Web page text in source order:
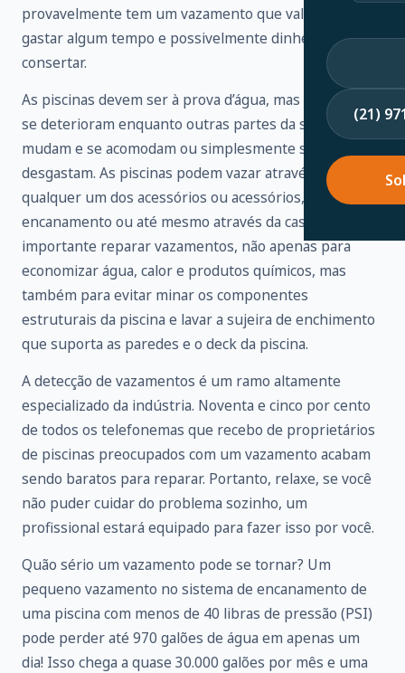
(21)
provavelmente tem um vazamento que vale a pena
gastar algum tempo e possivelmente dinheiro para
consertar.
As piscinas devem ser à prova d’água, mas os selantes
se deterioram enquanto outras partes da sua piscina
mudam e se acomodam ou simplesmente se
desgastam. As piscinas podem vazar através de
qualquer um dos acessórios ou acessórios,
encanamento ou até mesmo através da casca. É
importante reparar vazamentos, não apenas para
economizar água, calor e produtos químicos, mas
também para evitar minar os componentes
estruturais da piscina e lavar a sujeira de enchimento
que suporta as paredes e o deck da piscina.
A detecção de vazamentos é um ramo altamente
especializado da indústria. Noventa e cinco por cento
de todos os telefonemas que recebo de proprietários
de piscinas preocupados com um vazamento acabam
sendo baratos para reparar. Portanto, relaxe, se você
não puder cuidar do problema sozinho, um
profissional estará equipado para fazer isso por você.
Quão sério um vazamento pode se tornar? Um
pequeno vazamento no sistema de encanamento de
uma piscina com menos de 40 libras de pressão (PSI)
pode perder até 970 galões de água em apenas um
dia! Isso chega a quase 30.000 galões por mês e uma